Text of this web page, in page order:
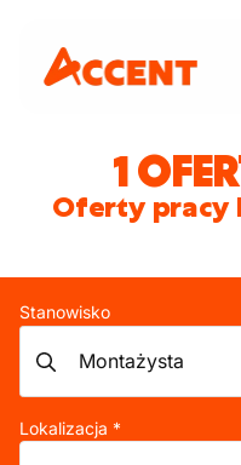
1
Oferty pracy
Stanowisko
Lokalizacja *